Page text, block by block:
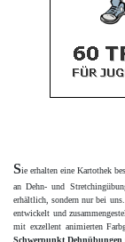
Sie erhalten eine Kartothek
an Dehn- und
erhältlich, sondern nur bei
entwickelt und
mit exzellent animierten
Schwerpunkt